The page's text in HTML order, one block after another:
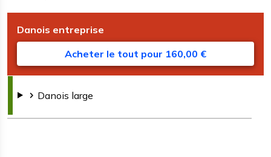
Danois entreprise
Acheter le tout pour 160,00 €
Danois large